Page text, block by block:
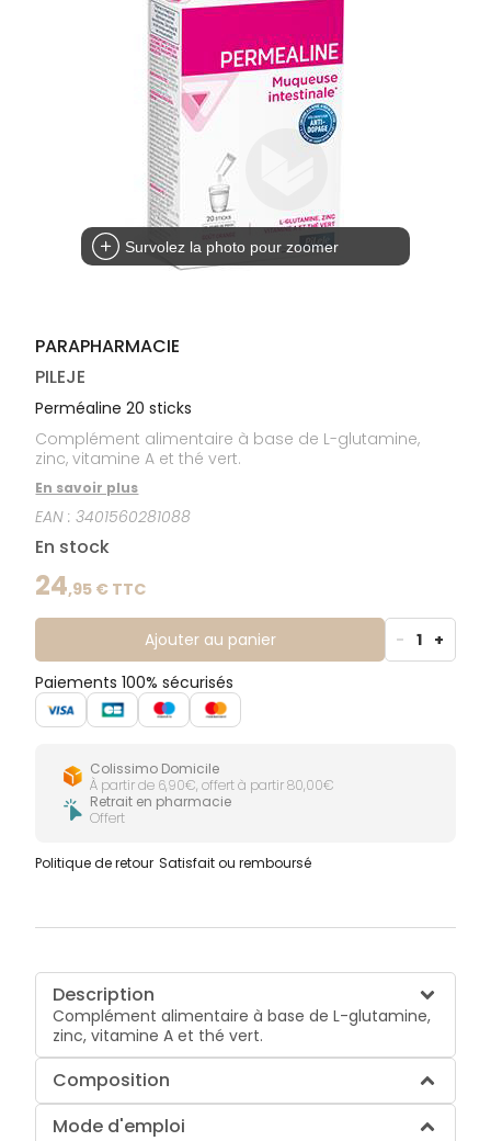
Corps
Homme
Solaire
Visage
Survolez la photo pour zoomer
PARAPHARMACIE
PILEJE
Perméaline 20 sticks
Complément alimentaire à base de L-glutamine,
zinc, vitamine A et thé vert.
En savoir plus
EAN :3401560281088
En stock
24,95 € TTC
Ajouter au panier - 1 +
Paiements 100% sécurisés
Colissimo Domicile
À partir de 6,90€, offert à partir 80,00€
Retrait en pharmacie
Offert
Politique de retour Satisfait ou remboursé
Description
Complément alimentaire à base de L-glutamine,
zinc, vitamine A et thé vert.
Composition
Mode d'emploi